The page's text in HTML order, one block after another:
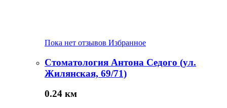
Пока нет отзывов Избранное
Стоматология Антона Седого (ул.
Жилянская, 69/71)
0.24 км